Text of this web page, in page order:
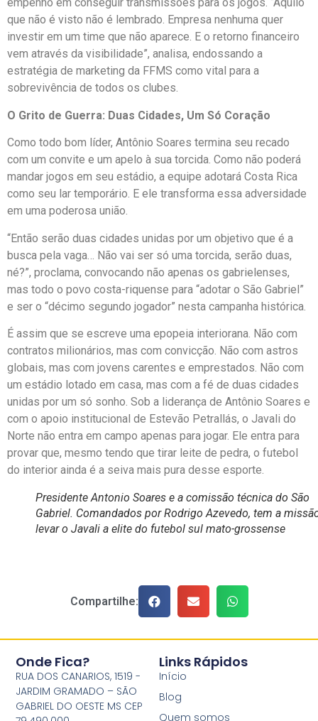
empenho em conseguir transmissões para os jogos. “Aquilo
que não é visto não é lembrado. Empresa nenhuma quer
investir em um time que não aparece. E o retorno financeiro
vem através da visibilidade”, analisa, endossando a
estratégia de marketing da FFMS como vital para a
sobrevivência de todos os clubes.
O Grito de Guerra: Duas Cidades, Um Só Coração
Como todo bom líder, Antônio Soares termina seu recado
com um convite e um apelo à sua torcida. Como não poderá
mandar jogos em seu estádio, a equipe adotará Costa Rica
como seu lar temporário. E ele transforma essa adversidade
em uma poderosa união.
“Então serão duas cidades unidas por um objetivo que é a
busca pela vaga… Não vai ser só uma torcida, serão duas,
né?”, proclama, convocando não apenas os gabrielenses,
mas todo o povo costa-riquense para “adotar o São Gabriel”
e ser o “décimo segundo jogador” nesta campanha histórica.
É assim que se escreve uma epopeia interiorana. Não com
contratos milionários, mas com convicção. Não com astros
globais, mas com jovens carentes e emprestados. Não com
um estádio lotado em casa, mas com a fé de duas cidades
unidas por um só sonho. Sob a liderança de Antônio Soares e
com o apoio institucional de Estevão Petrallás, o Javali do
Norte não entra em campo apenas para jogar. Ele entra para
provar que, mesmo tendo que tirar leite de pedra, o futebol
do interior ainda é a seiva mais pura desse esporte.
Presidente Antonio Soares e a comissão técnica do São
Gabriel. Comandados por Rodrigo Azevedo, tem a
levar o Javali a elite do futebol sul mato-grossense
Compartilhe:
Links Rápidos
Início
Blog
Quem somos
Onde Fica?
RUA DOS CANARIOS, 1519 -
JARDIM GRAMADO – SÃO
GABRIEL DO OESTE MS CEP